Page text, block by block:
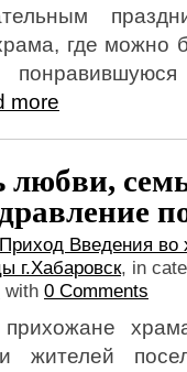
где можно
more
любви,
Приход Введения во
г.Хабаровск, in
with 0 Comments
жителей